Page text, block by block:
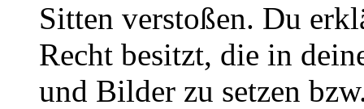
Sitten verstoßen. Du
Recht besitzt, die in
und Bilder zu setzen